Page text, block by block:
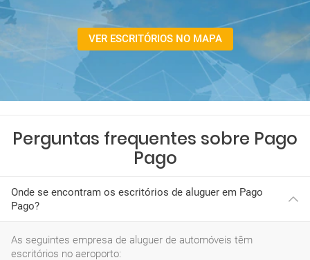
VER ESCRITÓRIOS NO MAPA
Perguntas frequentes sobre Pago
Pago
Onde se encontram os escritórios de aluguer em Pago
Pago?
As seguintes empresa de aluguer de automóveis têm
escritórios no aeroporto: